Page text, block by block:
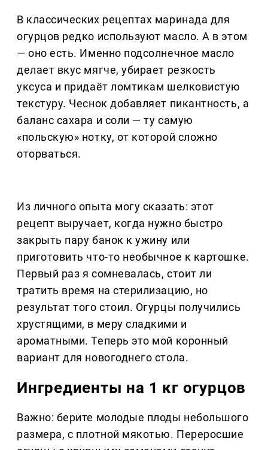
В классических рецептах маринада для
огурцов редко используют масло. А в этом
— оно есть. Именно подсолнечное масло
делает вкус мягче, убирает резкость
уксуса и придаёт ломтикам шелковистую
текстуру. Чеснок добавляет пикантность, а
баланс сахара и соли — ту самую
«польскую» нотку, от которой сложно
оторваться.
Из личного опыта могу сказать: этот
рецепт выручает, когда нужно быстро
закрыть пару банок к ужину или
приготовить что-то необычное к картошке.
Первый раз я сомневалась, стоит ли
тратить время на стерилизацию, но
результат того стоил. Огурцы получились
хрустящими, в меру сладкими и
ароматными. Теперь это мой коронный
вариант для новогоднего стола.
Ингредиенты на 1 кг огурцов
Важно: берите молодые плоды небольшого
размера, с плотной мякотью. Переросшие